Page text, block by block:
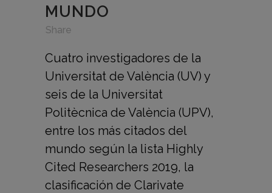
MUNDO
Share
Cuatro investigadores de la
Universitat de València (UV) y
seis de la Universitat
Politècnica de València (UPV),
entre los más citados del
mundo según la lista Highly
Cited Researchers 2019, la
clasificación de Clarivate